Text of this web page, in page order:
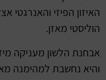
האיזון הפיזי והאנרגטי
הוליסטי מאזן.
אבחנת הלשון מעניקה
והיא נחשבת למהימנה